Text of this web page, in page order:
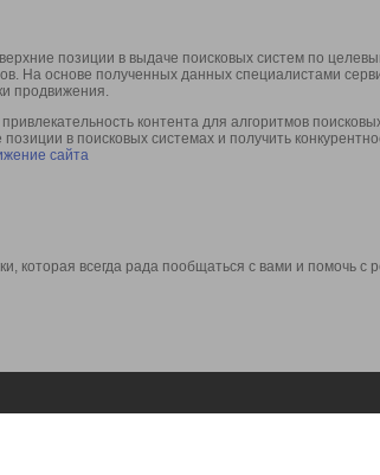
позиции в выдаче поисковых систем по
На основе полученных данных специалистами
продвижения.
контента для алгоритмов
в поисковых системах и получить
сайта
которая всегда рада пообщаться с вами и помочь с